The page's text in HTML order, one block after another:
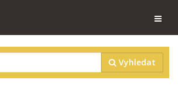
Vyhledat